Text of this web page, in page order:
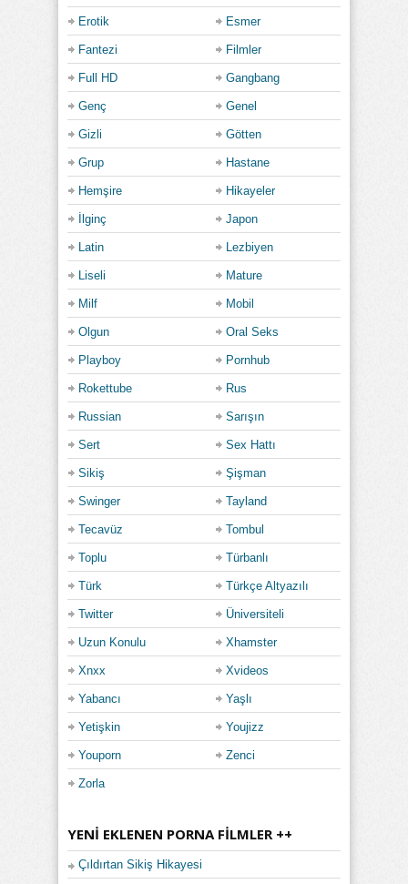
Erotik Esmer
Fantezi Filmler
Full HD Gangbang
Genç Genel
Gizli Götten
Grup Hastane
Hemşire Hikayeler
İlginç Japon
Latin Lezbiyen
Liseli Mature
Milf Mobil
Olgun Oral Seks
Playboy Pornhub
Rokettube Rus
Russian Sarışın
Sert Sex Hattı
Sikiş Şişman
Swinger Tayland
Tecavüz Tombul
Toplu Türbanlı
Türk Türkçe Altyazılı
Twitter Üniversiteli
Uzun Konulu Xhamster
Xnxx Xvideos
Yabancı Yaşlı
Yetişkin Youjizz
Youporn Zenci
Zorla
YENI EKLENEN PORNA FILMLER ++
Çıldırtan Sikiş Hikayesi